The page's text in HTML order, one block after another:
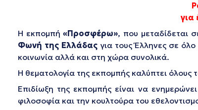
για
Η εκπομπή«Προσφέρω», που μεταδίδεται
Φωνή της Ελλάδας για τους Έλληνες σε
κοινωνία αλλά και στη χώρα συνολικά.
Η θεματολογία της εκπομπής καλύπτει όλους
Επιδίωξη της εκπομπής είναι να
φιλοσοφία και την κουλτούρα του